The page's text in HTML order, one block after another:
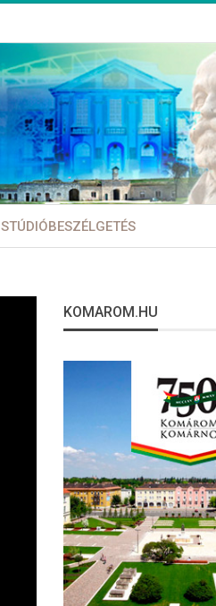
STÚDIÓBESZÉLGETÉS
KOMAROM.HU